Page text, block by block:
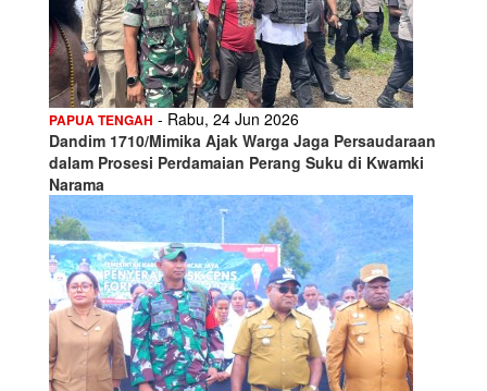
PAPUA TENGAH - Rabu, 24 Jun 2026
Dandim 1710/Mimika Ajak Warga Jaga Persaudaraan
dalam Prosesi Perdamaian Perang Suku di Kwamki
Narama